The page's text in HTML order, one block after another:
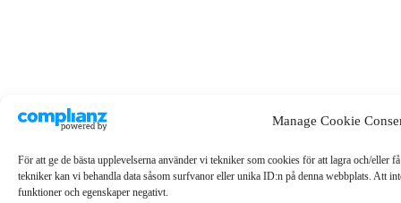
Manage Cookie
För att ge de bästa upplevelserna använder vi tekniker som cookies för att lagra och/eller
tekniker kan vi behandla data såsom surfvanor eller unika ID:n på denna webbplats. Att
funktioner och egenskaper negativt.